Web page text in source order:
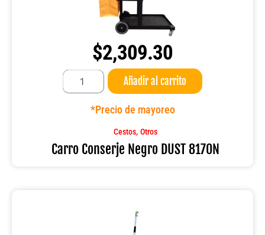
$2,309.30
Carro
Conserje
Negro
Añadir al carrito
*Precio de mayoreo
Cestos, Otros
Carro Conserje Negro DUST 8170N